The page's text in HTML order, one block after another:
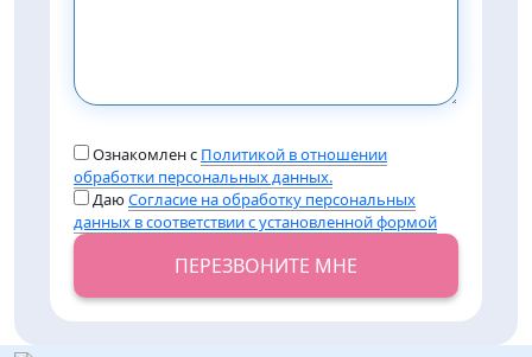
Ознакомлен с Политикой в отношении
обработки персональных данных.
ДаюСогласие на обработку персональных
данных в соответствии с установленной формой
ПЕРЕЗВОНИТЕ МНЕ